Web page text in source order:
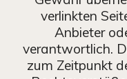
verlinkten
Anbieter
verantwortlich.
zum Zeitpunkt